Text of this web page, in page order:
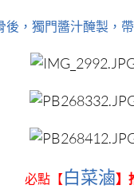
後，獨門醬汁醃製，
必點【 白菜滷】